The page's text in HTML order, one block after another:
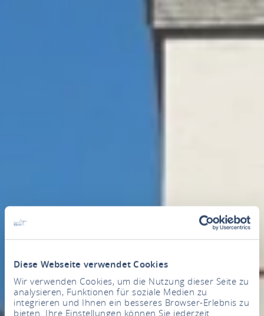
Diese Webseite verwendet Cookies
Wir verwenden Cookies, um die Nutzung dieser Seite zu
analysieren, Funktionen für soziale Medien zu
integrieren und Ihnen ein besseres Browser-Erlebnis zu
bieten. Ihre Einstellungen können Sie jederzeit